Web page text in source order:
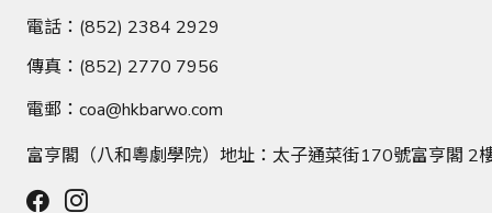
電話：(852) 2384 2929
傳真：(852) 2770 7956
電郵： coa@hkbarwo.com
富亨閣（八和粵劇學院）地址：太子通菜街170號富亨閣 2